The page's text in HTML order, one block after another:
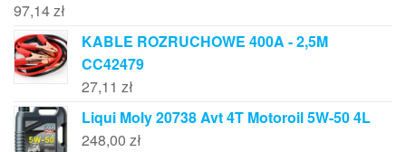
97,14zł
KABLE ROZRUCHOWE 400A - 2,5M
CC42479
27,11 zł
Liqui Moly 20738 Avt 4T Motoroil 5W-50 4L
248,00 zł